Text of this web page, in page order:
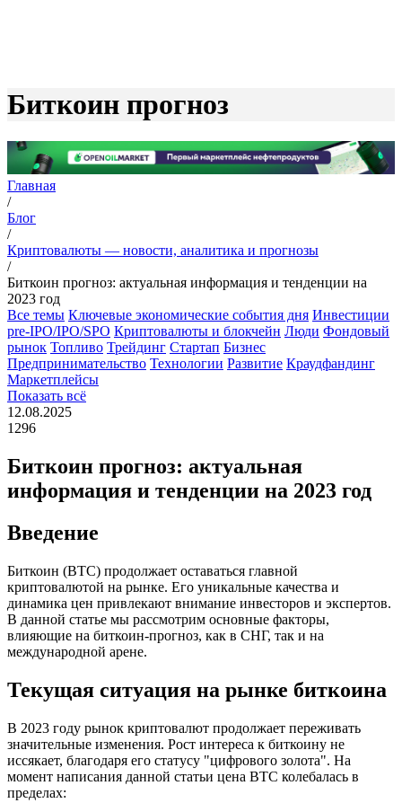
Биткоин прогноз
Главная
/
Блог
/
Криптовалюты — новости, аналитика и прогнозы
/
Биткоин прогноз: актуальная информация и тенденции на
2023 год
Все темы Ключевые экономические события дня Инвестиции
pre-IPO/IPO/SPO Криптовалюты и блокчейн Люди Фондовый
рынок Топливо Трейдинг Стартап Бизнес
Предпринимательство Технологии Развитие Краудфандинг
Маркетплейсы
Показать всё
12.08.2025
1296
Биткоин прогноз: актуальная
информация и тенденции на 2023 год
Введение
Биткоин (BTC) продолжает оставаться главной
криптовалютой на рынке. Его уникальные качества и
динамика цен привлекают внимание инвесторов и экспертов.
В данной статье мы рассмотрим основные факторы,
влияющие на биткоин-прогноз, как в СНГ, так и на
международной арене.
Текущая ситуация на рынке биткоина
В 2023 году рынок криптовалют продолжает переживать
значительные изменения. Рост интереса к биткоину не
иссякает, благодаря его статусу "цифрового золота". На
момент написания данной статьи цена BTC колебалась в
пределах: